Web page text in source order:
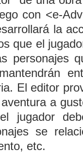
con <e-
la
que el
personajes
El editor
a
jugador
se
etc.